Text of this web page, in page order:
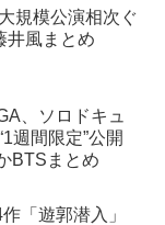
規模公演相次ぐ
井風まとめ
、ソロドキュ
週間限定”公開
BTSまとめ
「遊郭潜入」